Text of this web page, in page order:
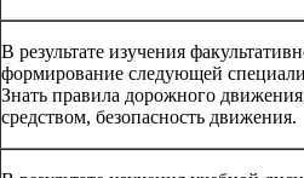
В результате изучения
формирование следующей
Знать правила дорожного
средством, безопасность движения.